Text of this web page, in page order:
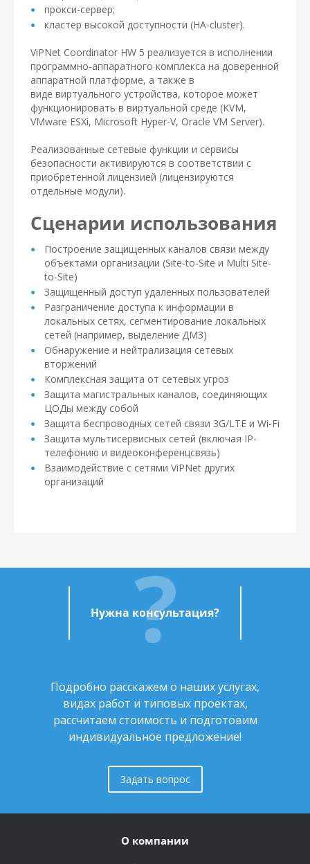
прокси-сервер;
кластер высокой доступности (HA-cluster).
ViPNet Coordinator HW 5 реализуется в исполнении
программно-аппаратного комплекса на доверенной
аппаратной платформе, а также в
виде виртуального устройства, которое может
функционировать в виртуальной среде (KVM,
VMware ESXi, Microsoft Hyper-V, Oracle VM Server).
Реализованные сетевые функции и сервисы
безопасности активируются в соответствии с
приобретенной лицензией (лицензируются
отдельные модули).
Сценарии использования
Построение защищенных каналов связи между
объектами организации (Site-to-Site и Multi Site-
to-Site)
Защищенный доступ удаленных пользователей
Разграничение доступа к информации в
локальных сетях, сегментирование локальных
сетей (например, выделение ДМЗ)
Обнаружение и нейтрализация сетевых
вторжений
Комплексная защита от сетевых угроз
Защита магистральных каналов, соединяющих
ЦОДы между собой
Защита беспроводных сетей связи 3G/LTE и Wi-Fi
Защита мультисервисных сетей (включая IP-
телефонию и видеоконференцсвязь)
Взаимодействие с сетями ViPNet других
организаций
Нужна консультация?
Подробно расскажем о наших услугах,
видах работ и типовых проектах,
рассчитаем стоимость и подготовим
индивидуальное предложение!
Задать вопрос
О компании